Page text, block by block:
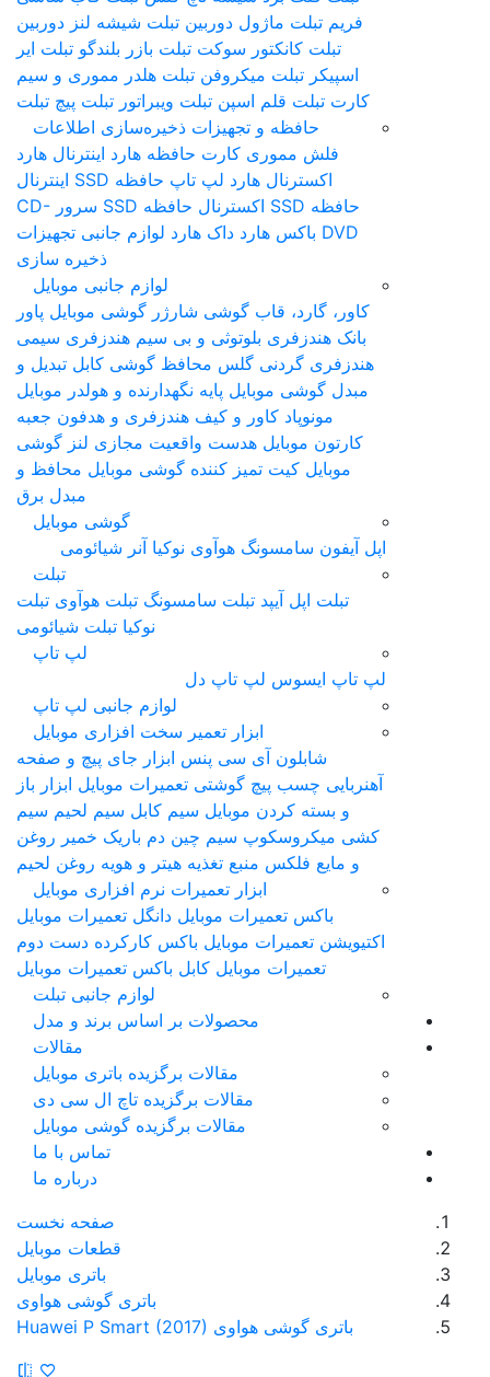
فریم تبلت ماژول دوربین تبلت شیشه لنز دوربین
تبلت کانکتور سوکت تبلت بازر بلندگو تبلت ایر
اسپیکر تبلت میکروفن تبلت هلدر مموری و سیم
کارت تبلت قلم اس‎پن تبلت ویبراتور تبلت پیچ تبلت
حافظه و تجهیزات ذخیره‌سازی اطلاعات
فلش مموری کارت حافظه هارد اینترنال هارد
اکسترنال هارد لپ تاپ حافظه SSD اینترنال
حافظه SSD اکسترنال
حافظه SSD سرور
CD-
DVD باکس هارد داک هارد لوازم جانبی تجهیزات
ذخیره سازی
لوازم جانبی موبایل
کاور، گارد، قاب گوشی شارژر گوشی موبایل پاور
بانک هندزفری بلوتوثی و بی سیم هندزفری سیمی
هندزفری گردنی گلس محافظ گوشی کابل تبدیل و
مبدل گوشی موبایل پایه نگهدارنده و هولدر موبایل
مونوپاد کاور و کیف هندزفری و هدفون جعبه
کارتون موبایل هدست واقعیت مجازی لنز گوشی
موبایل کیت تمیز کننده گوشی موبایل محافظ و
مبدل برق
گوشی موبایل
اپل آیفون سامسونگ هوآوی نوکیا آنر شیائومی
تبلت
تبلت اپل آیپد تبلت سامسونگ تبلت هوآوی تبلت
نوکیا تبلت شیائومی
لپ تاپ
لپ‌ تاپ ایسوس لپ تاپ دل
لوازم جانبی لپ تاپ
ابزار تعمیر سخت افزاری موبایل
شابلون آی سی پنس ابزار جای پیچ و صفحه
آهنربایی چسب پیچ گوشتی تعمیرات موبایل ابزار باز
و بسته کردن موبایل سیم کابل سیم لحیم سیم
کشی ميکروسکوپ سیم چین دم باریک خمیر روغن
و مایع فلکس منبع تغذیه هیتر و هویه روغن لحیم
ابزار تعمیرات نرم افزاری موبایل
باکس تعمیرات موبایل دانگل تعمیرات موبایل
اکتیویشن تعمیرات موبایل باکس کارکرده دست دوم
تعمیرات موبایل کابل باکس تعمیرات موبایل
لوازم جانبی تبلت
محصولات بر اساس برند و مدل
مقالات
مقالات برگزیده باتری موبایل
مقالات برگزیده تاچ ال سی دی
مقالات برگزیده گوشی موبایل
تماس با ما
درباره ما
صفحه نخست
قطعات موبایل
باتری موبایل
باتری گوشی هواوی
باتری گوشی هواوی Huawei P Smart (2017)